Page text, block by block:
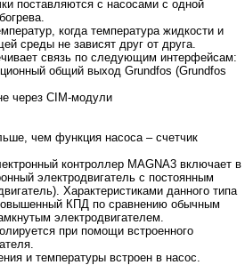
поставляются с насосами с одной
когда температура жидкости и
среды не зависят друг от друга.
связь по следующим интерфейсам:
общий выход Grundfos (Grundfos
через CIM-модули
чем функция насоса – счетчик
контроллер MAGNA3 включает в
электродвигатель с постоянным
Характеристиками данного типа
КПД по сравнению обычным
электродвигателем.
при помощи встроенного
и температуры встроен в насос.